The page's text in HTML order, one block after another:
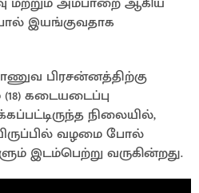
n இயங்குவதாக
பிரசன்னத்திற்கு
கடையடைப்பு
நிலையில்,
வழமை போல்
இடம்பெற்று வருகின்றது.